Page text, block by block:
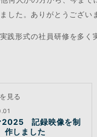
した。ありがとうござい
践形式の社員研修を多
見る
2025 記録映像を制
作しました